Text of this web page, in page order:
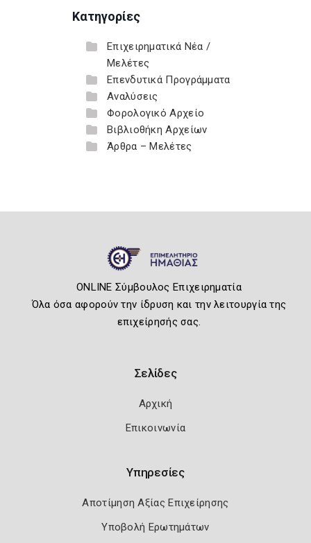
Κατηγορίες
Επιχειρηματικά Νέα /
Μελέτες
Επενδυτικά Προγράμματα
Αναλύσεις
Φορολογικό Αρχείο
Βιβλιοθήκη Αρχείων
Άρθρα – Μελέτες
ONLINE Σύμβουλος Επιχειρηματία
Όλα όσα αφορούν την ίδρυση και την λειτουργία της
επιχείρησής σας.
Σελίδες
Αρχική
Επικοινωνία
Υπηρεσίες
Αποτίμηση Αξίας Επιχείρησης
Υποβολή Ερωτημάτων